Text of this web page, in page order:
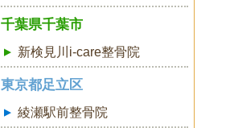
千葉県千葉市
新検見川i-care整骨院
東京都足立区
綾瀬駅前整骨院